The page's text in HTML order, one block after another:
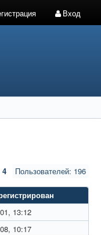
Вход
Пользователей: 196
4
13:12
10:17